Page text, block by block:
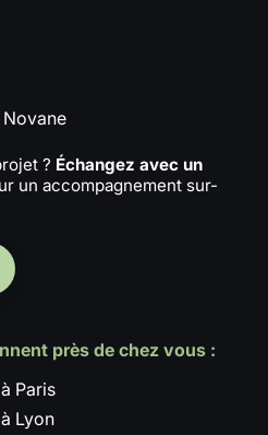
? Échangez avec un
un accompagnement sur-
près de chez vous :
Paris
Lyon